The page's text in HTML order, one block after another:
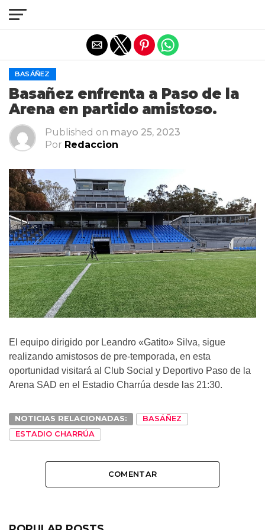
BASÁÑEZ
Basañez enfrenta a Paso de la
Arena en partido amistoso.
Published on mayo 25, 2023
Por Redaccion
El equipo dirigido por Leandro «Gatito» Silva, sigue
realizando amistosos de pre-temporada, en esta
oportunidad visitará al Club Social y Deportivo Paso de la
Arena SAD en el Estadio Charrúa desde las 21:30.
NOTICIAS RELACIONADAS:
BASÁÑEZ
ESTADIO CHARRÚA
COMENTAR